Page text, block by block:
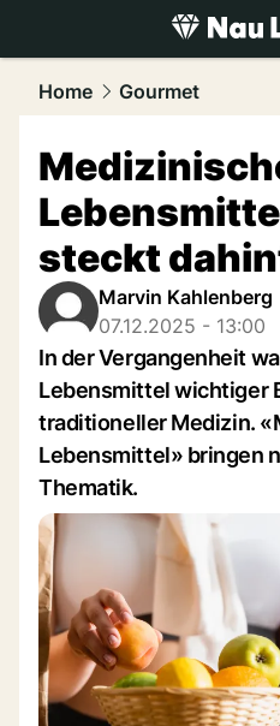
luxury.NAU.ch
Home Gourmet
steckt
Marvin Kahlenberg
07.12.2025 - 13:00
In der Vergangenheit
Lebensmittel wichtiger
traditioneller Medizin.
Lebensmittel» bringen
Thematik.